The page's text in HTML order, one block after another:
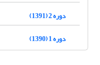
دوره 2 (1391)
دوره 1 (1390)